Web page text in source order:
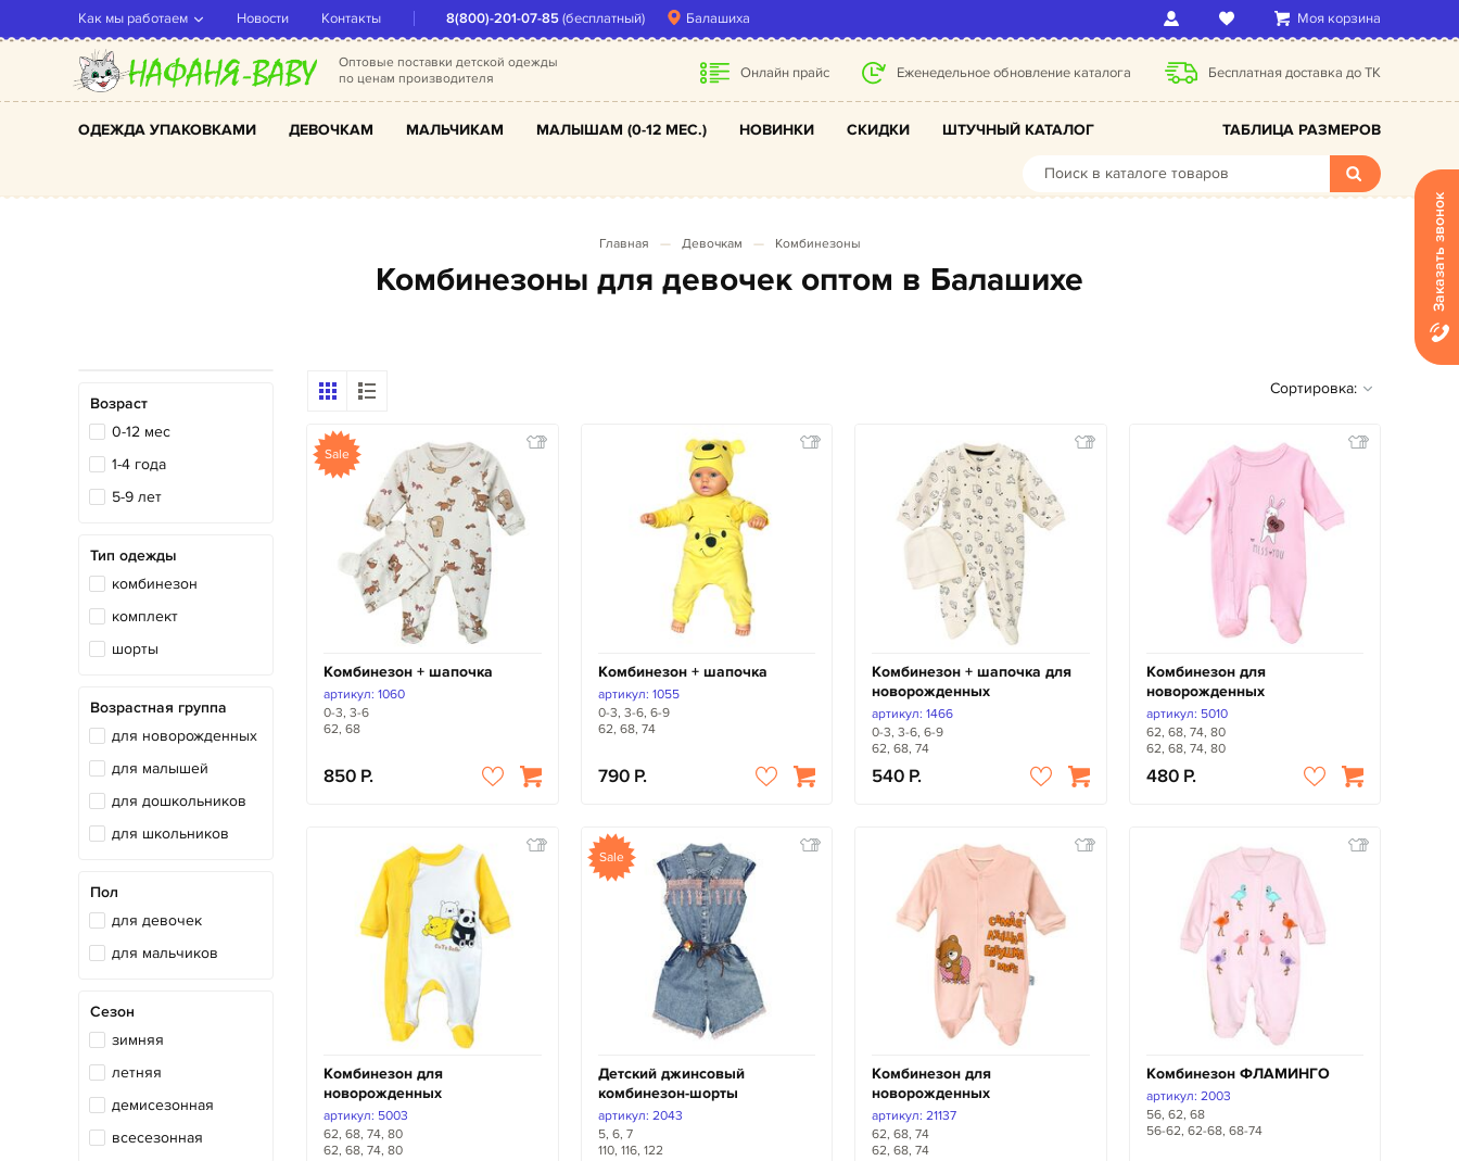
Моя корзина
Оптовые поставки детской одежды
по ценам производителя
Онлайн прайс Еженедельное обновление каталога Бесплатная доставка до ТК
ОДЕЖДА УПАКОВКАМИ ДЕВОЧКАМ МАЛЬЧИКАМ МАЛЫШАМ (0-12 МЕС.) НОВИНКИ СКИДКИ ШТУЧНЫЙ КАТАЛОГ ТАБЛИЦА РАЗМЕРОВ
Балашиха
8(800)-201-07-85(бесплатный)
Как мы работаем Новости Контакты
Главная Девочкам Комбинезоны
Комбинезоны для девочек оптом в Балашихе
Возраст
0-12 мес
1-4 года
5-9 лет
Тип одежды
комбинезон
комплект
шорты
Возрастная группа
для новорожденных
для малышей
для дошкольников
для школьников
Пол
для девочек
для мальчиков
Сезон
зимняя
летняя
демисезонная
всесезонная
Сортировка:
Sale
Комбинезон + шапочка
артикул: 1060
0-3, 3-6
62, 68
850
Комбинезон + шапочка
артикул: 1055
0-3, 3-6, 6-9
62, 68, 74
790
Комбинезон + шапочка для
новорожденных
артикул: 1466
0-3, 3-6, 6-9
62, 68, 74
540
Комбинезон для
новорожденных
артикул: 5010
62, 68, 74, 80
62, 68, 74, 80
480
Комбинезон для
новорожденных
артикул: 5003
62, 68, 74, 80
62, 68, 74, 80
Sale
Детский джинсовый
комбинезон-шорты
артикул: 2043
5, 6, 7
110, 116, 122
Комбинезон для
новорожденных
артикул: 21137
62, 68, 74
62, 68, 74
Комбинезон ФЛАМИНГО
артикул: 2003
56, 62, 68
56-62, 62-68, 68-74
Заказать звонок